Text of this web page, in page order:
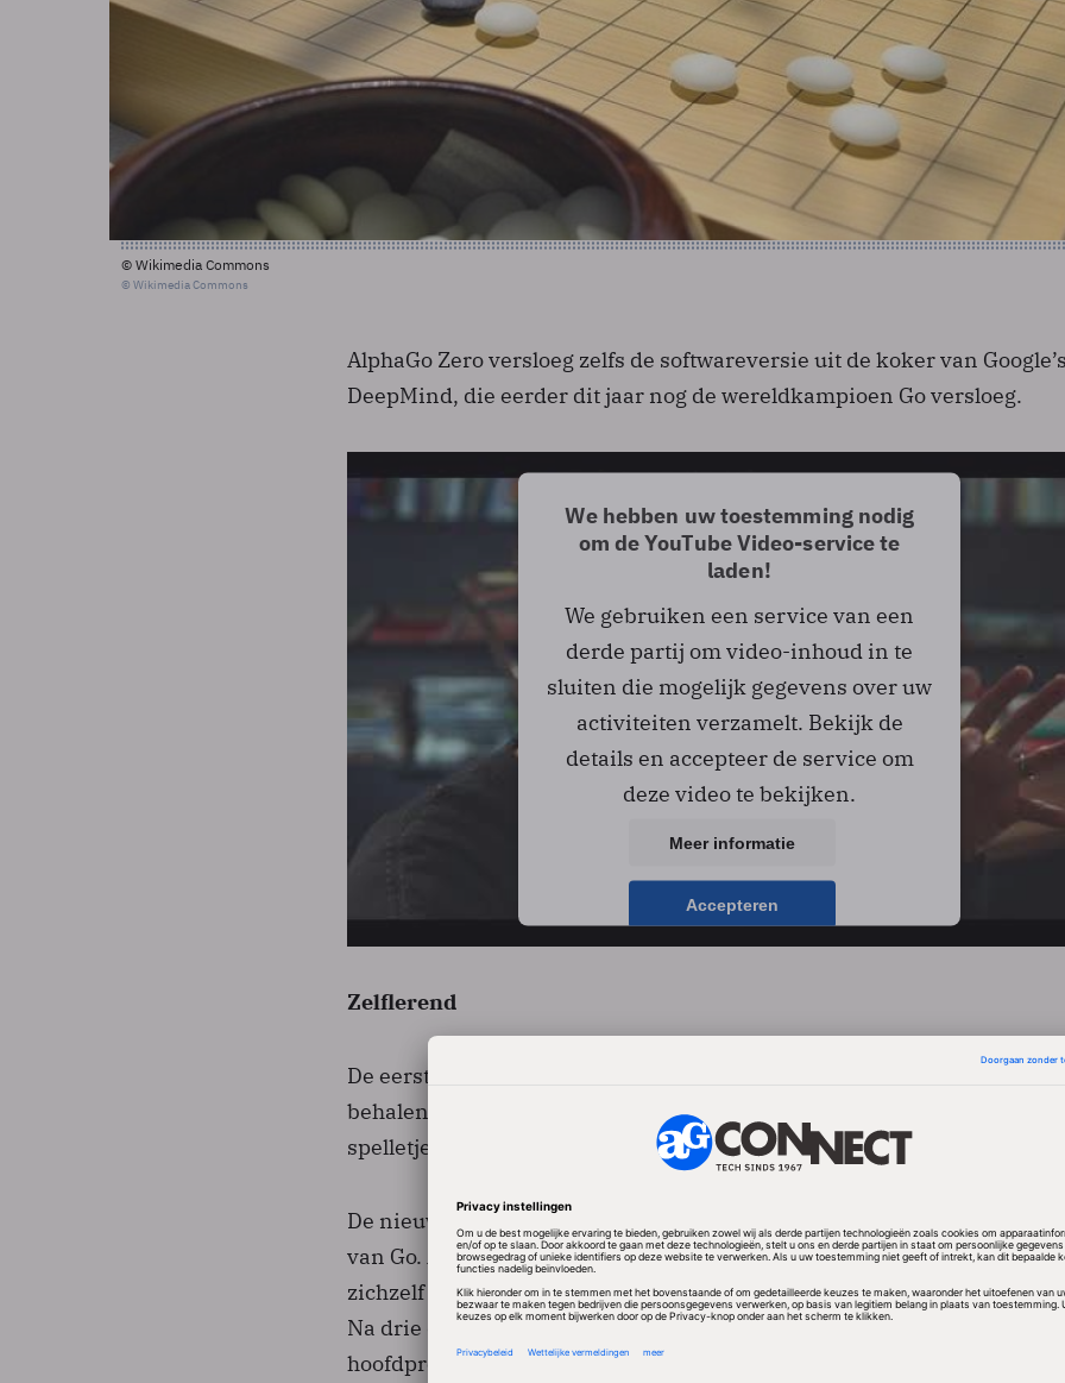
© Wikimedia Commons
© Wikimedia Commons
AlphaGo Zero versloeg zelfs de softwareversie uit de koker van
DeepMind, die eerder dit jaar nog de wereldkampioen Go versloeg.
We hebben uw toestemming nodig
om de YouTube Video-service te
laden!
We gebruiken een service van een
derde partij om video-inhoud in te
sluiten die mogelijk gegevens over uw
activiteiten verzamelt. Bekijk de
details en accepteer de service om
deze video te bekijken.
Meer informatie
Accepteren
powered byUsercentrics Consent Management
Zelflerend
De eerste AlphaGo was nog afhankelijk van mensen om goede
behalen,
Met een dataset van meer dan 100.000 Go
spelletjes werd het systeem getraind.
De nieuwe software, AlphaGo Zero, is alleen maar getraind met de
van Go. Alle andere kennis bracht het systeem zichzelf bij. Go Zero
zichzelf door Go met zichzelf te spelen en keer op keer van zichzelf te
Na drie dagen trainen versloeg Zero de eerste versie van AlphaGo. De
hoofdprogrammeur zegt tegen The Verge dat deze versie van AlphaGo